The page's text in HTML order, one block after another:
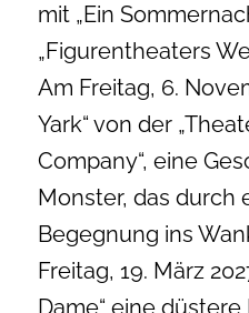
mit „Ein
„Figurentheaters
Am Freitag, 6.
Yark“ von der
Company“, eine
Monster, das durch
Begegnung ins
Freitag, 19. März
Dame“ eine